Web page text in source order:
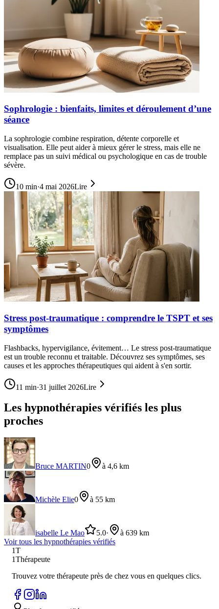
Sophrologie : bienfaits, limites et déroulement d’une
séance
La sophrologie combine respiration, détente corporelle et
visualisation. Elle peut aider à mieux gérer le stress, mais elle ne
remplace pas un suivi médical ou psychologique en cas de trouble
sévère.
10 min·4 mai 2026Lire
Stress post-traumatique : comprendre le TSPT et ses
symptômes
Flashbacks, hypervigilance, évitement… Le stress post-traumatique
est un trouble reconnu et traitable. Découvrez ses symptômes, ses
causes et les approches thérapeutiques qui aident à s'en sortir.
11 min·31 juillet 2026Lire
Les hypnothérapies vérifiés les plus
proches
Bruce MARTIN0 à 4,6 km
Michèle Elie0 à 55 km
isabelle Le Mao 5.0·
à 639 km
Voir tous les hypnothérapies vérifiés
1T
1Thérapeute
Trouvez votre thérapeute près de chez vous en quelques clics.